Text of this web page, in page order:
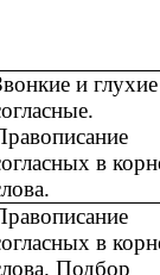
и глухие
в
в
Подбор